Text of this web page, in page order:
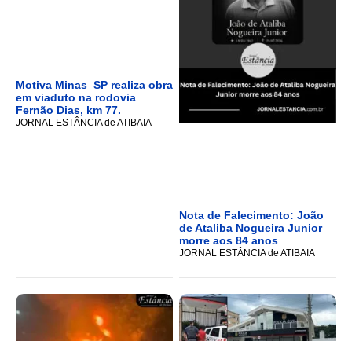
Motiva Minas_SP realiza obra
em viaduto na rodovia
Fernão Dias, km 77.
JORNAL ESTÂNCIA de ATIBAIA
Nota de Falecimento: João
de Ataliba Nogueira Junior
morre aos 84 anos
JORNAL ESTÂNCIA de ATIBAIA